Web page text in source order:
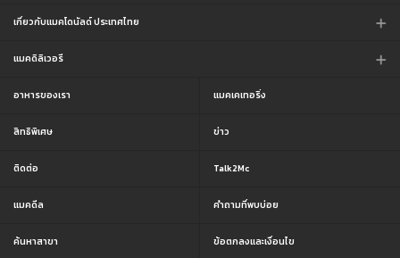
เกี่ยวกับแมคโดนัลด์ ประเทศไทย
แมคดิลิเวอรี
อาหารของเรา
สิทธิพิเศษ
ติดต่อ
แมคดีล
ค้นหาสาขา
แมคเคเทอริ่ง
ข่าว
Talk2Mc
คำถามที่พบบ่อย
ข้อตกลงและเงื่อนไข